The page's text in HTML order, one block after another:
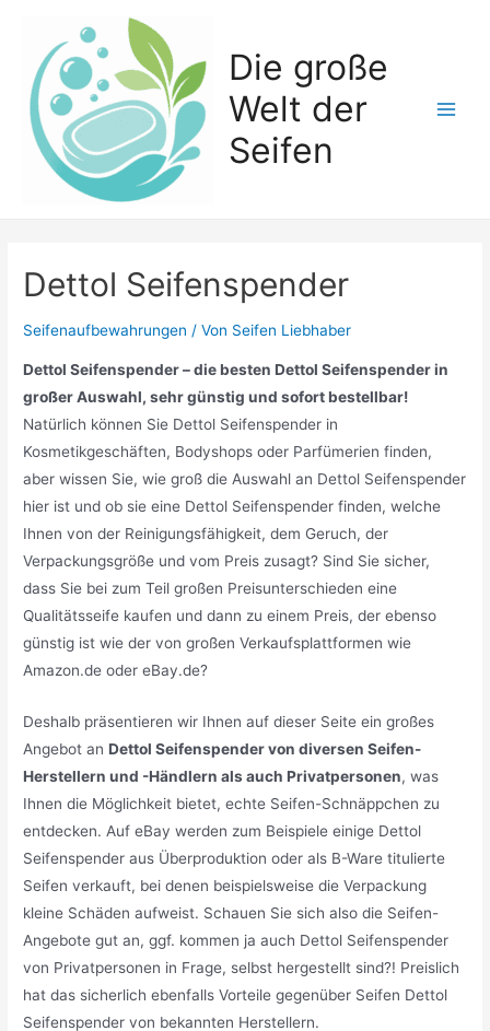
springen
Die große
Welt der
Seifen
Dettol Seifenspender
Seifenaufbewahrungen / Von Seifen Liebhaber
Dettol Seifenspender – die besten Dettol Seifenspender in
großer Auswahl, sehr günstig und sofort bestellbar!
Natürlich können Sie Dettol Seifenspender in
Kosmetikgeschäften, Bodyshops oder Parfümerien finden,
aber wissen Sie, wie groß die Auswahl an Dettol Seifenspender
hier ist und ob sie eine Dettol Seifenspender finden, welche
Ihnen von der Reinigungsfähigkeit, dem Geruch, der
Verpackungsgröße und vom Preis zusagt? Sind Sie sicher,
dass Sie bei zum Teil großen Preisunterschieden eine
Qualitätsseife kaufen und dann zu einem Preis, der ebenso
günstig ist wie der von großen Verkaufsplattformen wie
Amazon.de oder eBay.de?
Deshalb präsentieren wir Ihnen auf dieser Seite ein großes
Angebot anDettol Seifenspender von diversen Seifen-
Herstellern und -Händlern als auch Privatpersonen, was
Ihnen die Möglichkeit bietet, echte Seifen-Schnäppchen zu
entdecken. Auf eBay werden zum Beispiele einige Dettol
Seifenspender aus Überproduktion oder als B-Ware titulierte
Seifen verkauft, bei denen beispielsweise die Verpackung
kleine Schäden aufweist. Schauen Sie sich also die Seifen-
Angebote gut an, ggf. kommen ja auch Dettol Seifenspender
von Privatpersonen in Frage, selbst hergestellt sind?! Preislich
hat das sicherlich ebenfalls Vorteile gegenüber Seifen Dettol
Seifenspender von bekannten Herstellern.